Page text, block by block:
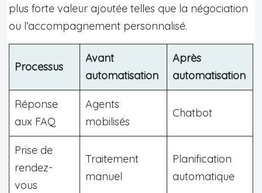
plus forte valeur ajoutée telles que la négociation
ou l’accompagnement personnalisé.
Processus
Avant
automatisation
Après
automatisation
Réponse
aux FAQ
Agents
mobilisés
Chatbot
Prise de
rendez-
vous
Traitement
manuel
Planification
automatique